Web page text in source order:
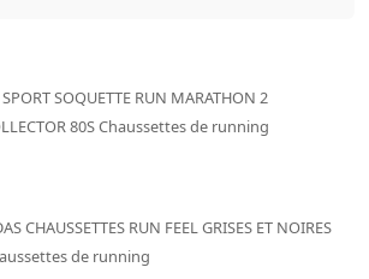
SPORT SOQUETTE RUN MARATHON 2
80S Chaussettes de running
CHAUSSETTES RUN FEEL GRISES ET NOIRES
de running